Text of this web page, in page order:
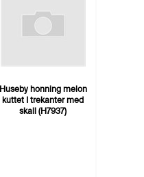
Huseby honning melon
kuttet I trekanter med
skall (H7937)